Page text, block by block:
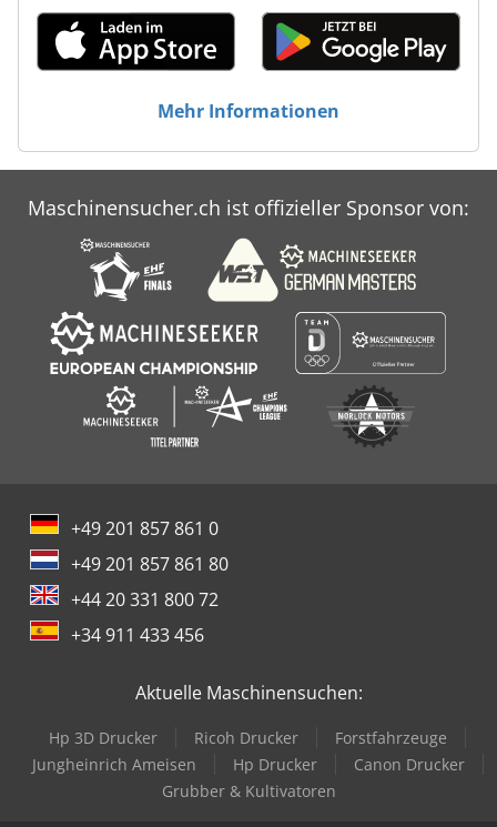
Mehr Informationen
Maschinensucher.ch ist offizieller Sponsor von:
+49 201 857 861 0
+49 201 857 861 80
+44 20 331 800 72
+34 911 433 456
Aktuelle Maschinensuchen:
Hp 3D Drucker Ricoh Drucker
Forstfahrzeuge
Jungheinrich Ameisen
Hp Drucker
Canon Drucker
Grubber & Kultivatoren